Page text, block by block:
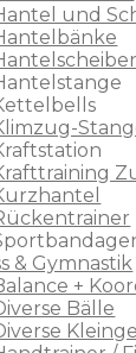
und
& Gymnastik
+
Bälle